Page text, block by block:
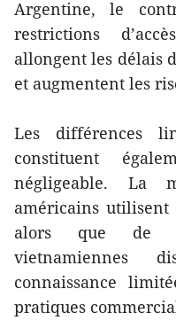
Argentine, le
restrictions
allongent les délais
et augmentent les
Les différences
constituent
négligeable. La
américains utilisent
alors que de
vietnamiennes
connaissance
pratiques